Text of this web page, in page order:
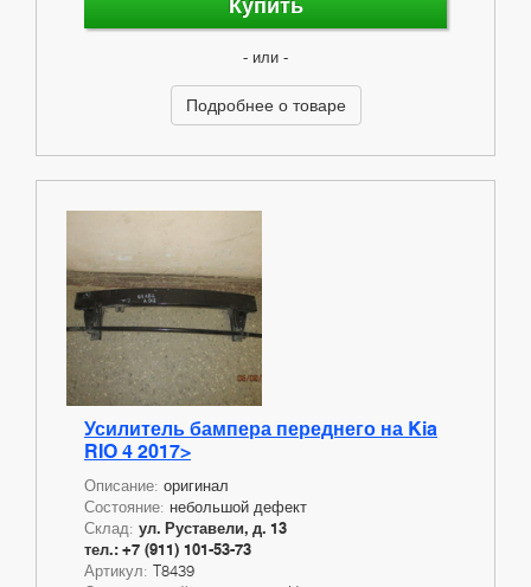
Купить
- или -
Подробнее о товаре
Усилитель бампера переднего на Kia
RIO 4 2017>
Описание: оригинал
Состояние: небольшой дефект
Склад: ул. Руставели, д. 13
тел.: +7 (911) 101-53-73
Артикул: T8439